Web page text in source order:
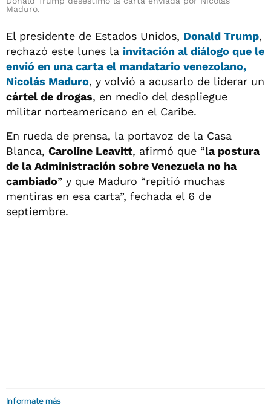
Maduro.
El presidente de Estados Unidos, Donald Trump,
rechazó este lunes la invitación al diálogo que le
envió en una carta el mandatario venezolano,
Nicolás Maduro, y volvió a acusarlo de liderar un
cártel de drogas, en medio del despliegue
militar norteamericano en el Caribe.
En rueda de prensa, la portavoz de la Casa
Blanca, Caroline Leavitt, afirmó que “la postura
de la Administración sobre Venezuela no ha
cambiado” y que Maduro “repitió muchas
mentiras en esa carta”, fechada el 6 de
septiembre.
Informate más